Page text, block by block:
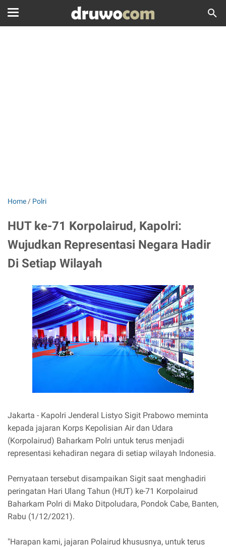
Home / Polri
HUT ke-71 Korpolairud, Kapolri:
Wujudkan Representasi Negara Hadir
Di Setiap Wilayah
Jakarta - Kapolri Jenderal Listyo Sigit Prabowo meminta
kepada jajaran Korps Kepolisian Air dan Udara
(Korpolairud) Baharkam Polri untuk terus menjadi
representasi kehadiran negara di setiap wilayah Indonesia.
Pernyataan tersebut disampaikan Sigit saat menghadiri
peringatan Hari Ulang Tahun (HUT) ke-71 Korpolairud
Baharkam Polri di Mako Ditpoludara, Pondok Cabe, Banten,
Rabu (1/12/2021).
"Harapan kami, jajaran Polairud khususnya, untuk terus